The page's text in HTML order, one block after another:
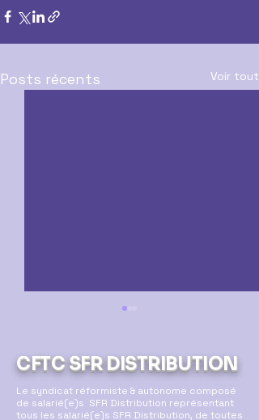
Posts récents Voir tout
CFTC SFR DISTRIBUTION
Le syndicat réformiste & autonome composé
de salarié(e)s SFR Distribution représentant
tous les salarié(e)s SFR Distribution, de toutes